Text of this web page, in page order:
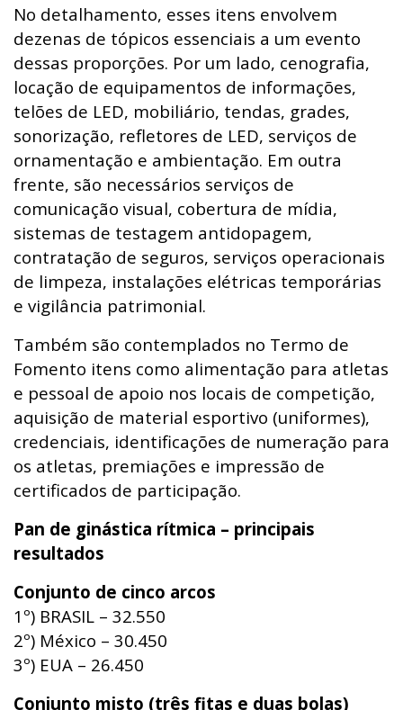
No detalhamento, esses itens envolvem
dezenas de tópicos essenciais a um evento
dessas proporções. Por um lado, cenografia,
locação de equipamentos de informações,
telões de LED, mobiliário, tendas, grades,
sonorização, refletores de LED, serviços de
ornamentação e ambientação. Em outra
frente, são necessários serviços de
comunicação visual, cobertura de mídia,
sistemas de testagem antidopagem,
contratação de seguros, serviços operacionais
de limpeza, instalações elétricas temporárias
e vigilância patrimonial.
Também são contemplados no Termo de
Fomento itens como alimentação para atletas
e pessoal de apoio nos locais de competição,
aquisição de material esportivo (uniformes),
credenciais, identificações de numeração para
os atletas, premiações e impressão de
certificados de participação.
Pan de ginástica rítmica – principais
resultados
Conjunto de cinco arcos
1º) BRASIL – 32.550
2º) México – 30.450
3º) EUA – 26.450
Conjunto misto (três fitas e duas bolas)